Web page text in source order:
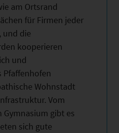
am Ortsrand
für Firmen jeder
und die
kooperieren
und
Pfaffenhofen
Wohnstadt
Vom
Gymnasium gibt es
sich gute